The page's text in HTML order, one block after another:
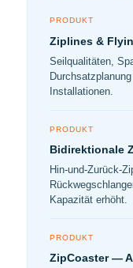
PRODUKT
Ziplines &
Seilqualitäten,
Installationen.
PRODUKT
Bidirektionale
Hin-und-Zurück-
Kapazität erhöht.
PRODUKT
ZipCoaster —